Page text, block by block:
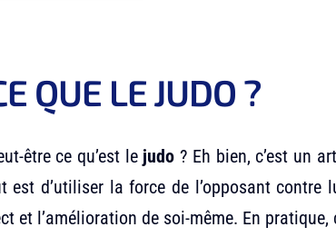
QUE LE JUDO ?
être ce qu’est le judo? Eh bien, c’est un
est d’utiliser la force de l’opposant
et l’amélioration de soi-même. En